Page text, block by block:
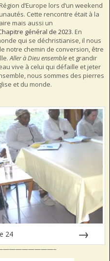
d’Europe lors d’un weekend
Cette rencontre était à la
mais aussi un
général de 2023. En
qui se déchristianise, il nous
notre chemin de conversion, être
Aller à Dieu ensemble et grandir
vive à celui qui défaille et jeter
nous sommes des pierres
et du monde.
24